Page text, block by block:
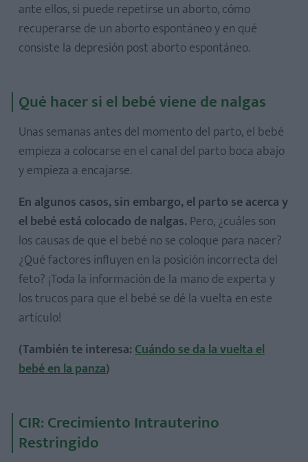
ante ellos, si puede repetirse un aborto, cómo
recuperarse de un aborto espontáneo y en qué
consiste la depresión post aborto espontáneo.
Qué hacer si el bebé viene de nalgas
Unas semanas antes del momento del parto, el bebé
empieza a colocarse en el canal del parto boca abajo
y empieza a encajarse.
En algunos casos, sin embargo, el parto se acerca y
el bebé está colocado de nalgas. Pero, ¿cuáles son
los causas de que el bebé no se coloque para nacer?
¿Qué factores influyen en la posición incorrecta del
feto? ¡Toda la información de la mano de experta y
los trucos para que el bebé se dé la vuelta en este
artículo!
(También te interesa:Cuándo se da la vuelta el
bebé en la panza)
CIR: Crecimiento Intrauterino
Restringido